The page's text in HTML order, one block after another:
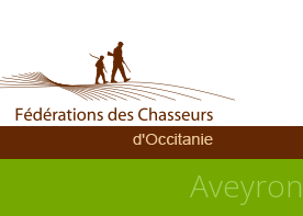
Aveyron